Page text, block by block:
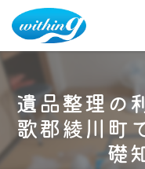
遺品整理の
歌郡綾川町
礎